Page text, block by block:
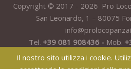
Copyright © 2017 - 2026 Pro
San Leonardo, 1 – 80075
Tel. +39 081 908436 - Mob.
Il nostro sito utilizza i cookie.